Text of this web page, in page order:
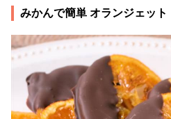
みかんで簡単 オランジェット